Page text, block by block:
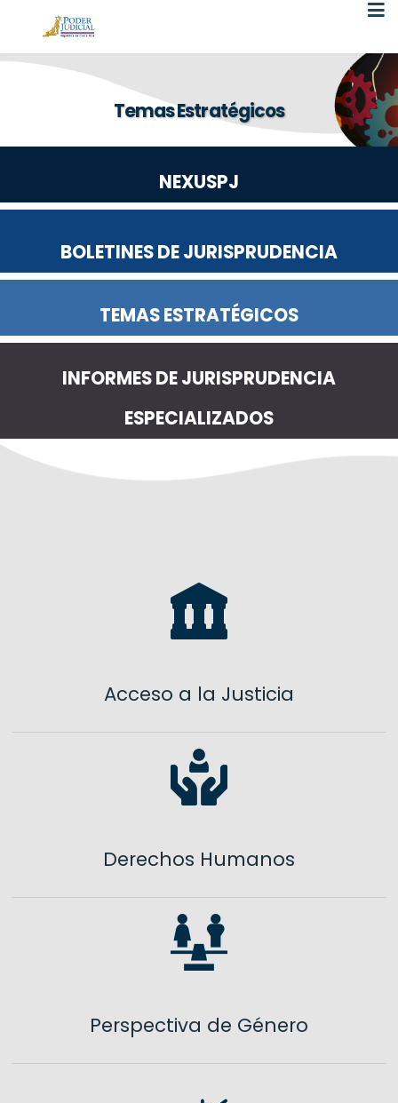
Atención:
sitio
un
de
Temas Estratégicos
NEXUSPJ
BOLETINES DE JURISPRUDENCIA
TEMAS ESTRATÉGICOS
INFORMES DE JURISPRUDENCIA
ESPECIALIZADOS
Acceso a la Justicia
Derechos Humanos
Perspectiva de Género